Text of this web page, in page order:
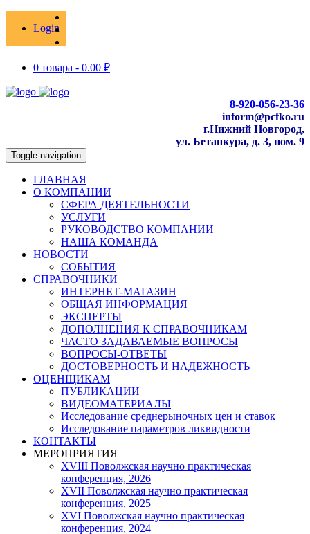
Login
0 товара - 0.00 ₽
8-920-056-23-36
inform@pcfko.ru
г.Нижний Новгород,
ул. Бетанкура, д. 3, пом. 9
Toggle navigation
ГЛАВНАЯ
О КОМПАНИИ
СФЕРА ДЕЯТЕЛЬНОСТИ
УСЛУГИ
РУКОВОДСТВО КОМПАНИИ
НАША КОМАНДА
НОВОСТИ
СОБЫТИЯ
СПРАВОЧНИКИ
ИНТЕРНЕТ-МАГАЗИН
ОБЩАЯ ИНФОРМАЦИЯ
ЭКСПЕРТЫ
ДОПОЛНЕНИЯ К СПРАВОЧНИКАМ
ЧАСТО ЗАДАВАЕМЫЕ ВОПРОСЫ
ВОПРОСЫ-ОТВЕТЫ
ДОСТОВЕРНОСТЬ И НАДЕЖНОСТЬ
ОЦЕНЩИКАМ
ПУБЛИКАЦИИ
ВИДЕОМАТЕРИАЛЫ
Исследование среднерыночных цен и ставок
Исследование параметров ликвидности
КОНТАКТЫ
МЕРОПРИЯТИЯ
XVIII Поволжская научно практическая
конференция, 2026
XVII Поволжская научно практическая
конференция, 2025
XVI Поволжская научно практическая
конференция, 2024